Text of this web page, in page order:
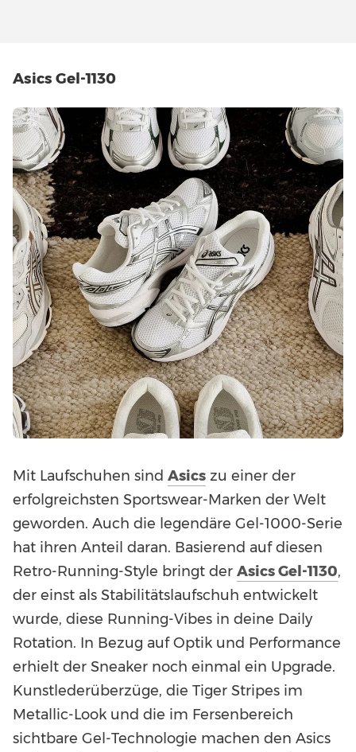
Asics Gel-1130
Mit Laufschuhen sind Asics zu einer der
erfolgreichsten Sportswear-Marken der Welt
geworden. Auch die legendäre Gel-1000-Serie
hat ihren Anteil daran. Basierend auf diesen
Retro-Running-Style bringt der Asics Gel-1130,
der einst als Stabilitätslaufschuh entwickelt
wurde, diese Running-Vibes in deine Daily
Rotation. In Bezug auf Optik und Performance
erhielt der Sneaker noch einmal ein Upgrade.
Kunstlederüberzüge, die Tiger Stripes im
Metallic-Look und die im Fersenbereich
sichtbare Gel-Technologie machen den Asics